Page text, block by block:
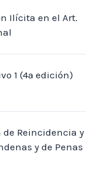
126
y lo
ultra
Ilícita en el Art.
1 (4ª edición)
de Reincidencia y
y de Penas